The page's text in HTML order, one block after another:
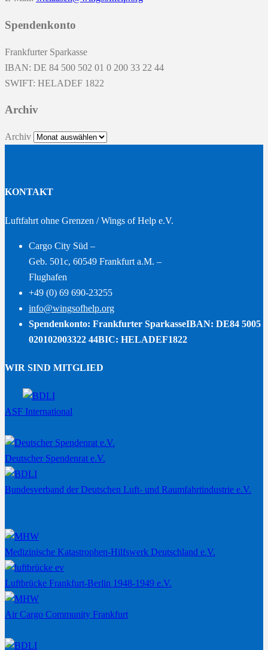
Spendenkonto
Frankfurter Sparkasse
IBAN: DE 84 500 502 01 0 200 33 22 44
SWIFT: HELADEF 1822
Archiv
Archiv
KONTAKT
Luftfahrt ohne Grenzen / Wings of Help e.V.
Cargo City Süd –
Geb. 501c, 60549 Frankfurt a.M. –
Flughafen
+49 (0) 69 690-23255
info@wingsofhelp.org
Spendenkonto: Frankfurter SparkasseIBAN: DE84 5005
020102003322 44BIC: HELADEF1822
WIR SIND MITGLIED
ASF International
Deutscher Spendenrat e.V.
Bundesverband der Deutschen Luft- und Raumfahrtindustrie e.V.
Medizinische Katastrophen-Hilfswerk Deutschland e.V.
Luftbrücke Frankfurt-Berlin 1948-1949 e.V.
Air Cargo Community Frankfurt